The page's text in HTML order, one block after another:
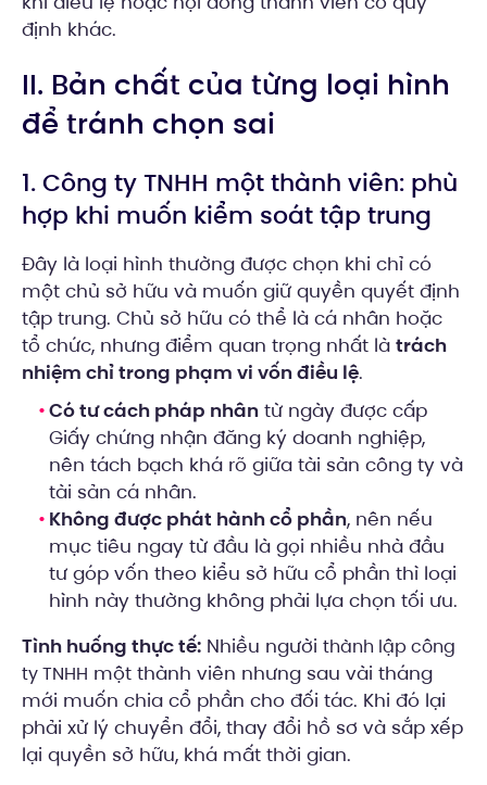
định khác.
II. Bản chất của từng loại hình
để tránh chọn sai
1. Công ty TNHH một thành viên: phù
hợp khi muốn kiểm soát tập trung
Đây là loại hình thường được chọn khi chỉ có
một chủ sở hữu và muốn giữ quyền quyết định
tập trung. Chủ sở hữu có thể là cá nhân hoặc
tổ chức, nhưng điểm quan trọng nhất là trách
nhiệm chỉ trong phạm vi vốn điều lệ.
Có tư cách pháp nhân từ ngày được cấp
Giấy chứng nhận đăng ký doanh nghiệp,
nên tách bạch khá rõ giữa tài sản công ty và
tài sản cá nhân.
Không được phát hành cổ phần, nên nếu
mục tiêu ngay từ đầu là gọi nhiều nhà đầu
tư góp vốn theo kiểu sở hữu cổ phần thì loại
hình này thường không phải lựa chọn tối ưu.
Tình huống thực tế: Nhiều người thành lập công
ty TNHH một thành viên nhưng sau vài tháng
mới muốn chia cổ phần cho đối tác. Khi đó lại
phải xử lý chuyển đổi, thay đổi hồ sơ và sắp xếp
lại quyền sở hữu, khá mất thời gian.